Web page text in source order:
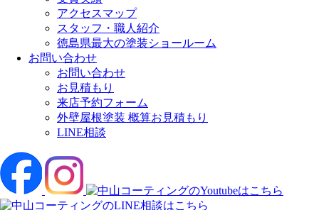
アクセスマップ
スタッフ・職人紹介
徳島県最大の塗装ショールーム
お問い合わせ
お問い合わせ
お見積もり
来店予約フォーム
外壁屋根塗装 概算お見積もり
LINE相談